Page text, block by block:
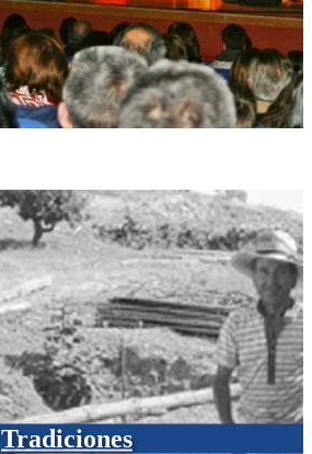
Tradiciones